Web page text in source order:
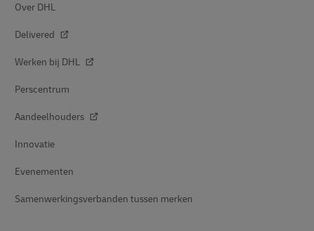
Over DHL
Delivered
Werken bij DHL
Perscentrum
Aandeelhouders
Innovatie
Evenementen
Samenwerkingsverbanden tussen merken